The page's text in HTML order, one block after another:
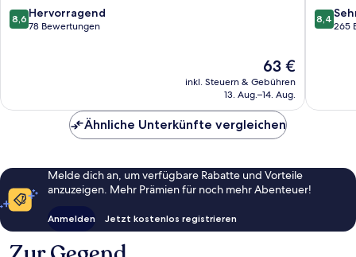
8.6
von
8,6 Hervorragend
78 Bewertungen
Der
Preis
beträgt
63 €
inkl. Steuern & Gebühren
13. Aug.–14. Aug.
8.4
von
8,4
265
Ähnliche Unterkünfte vergleichen
Melde dich an, um verfügbare Rabatte und Vorteile
anzuzeigen. Mehr Prämien für noch mehr Abenteuer!
Anmelden Jetzt kostenlos registrieren